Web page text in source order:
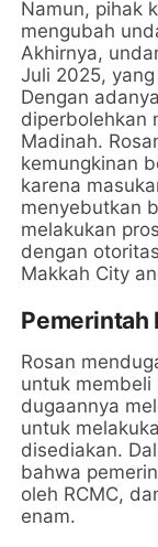
Namun, pihak
mengubah
Akhirnya,
Juli 2025,
Dengan
diperbolehkan
Madinah.
kemungkinan
karena
menyebutkan
melakukan
dengan
Makkah City
Pemerintah
Rosan
untuk membeli
dugaannya
untuk
disediakan.
bahwa
oleh RCMC,
enam.